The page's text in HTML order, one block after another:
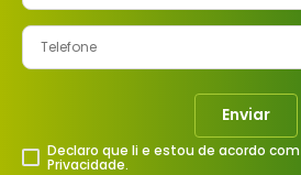
Enviar
Declaro que li e estou de acordo
Privacidade.